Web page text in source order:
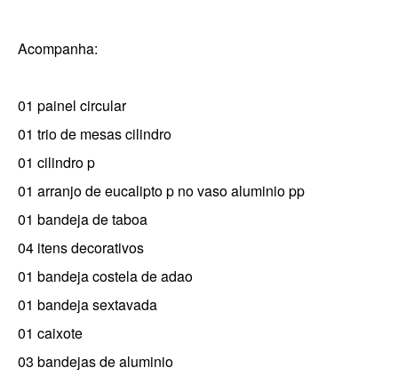
Acompanha:
01 painel circular
01 trio de mesas cilindro
01 cilindro p
01 arranjo de eucalipto p no vaso aluminio pp
01 bandeja de taboa
04 itens decorativos
01 bandeja costela de adao
01 bandeja sextavada
01 caixote
03 bandejas de aluminio